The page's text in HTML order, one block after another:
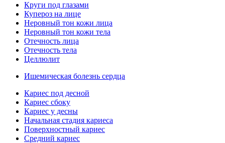
Круги под глазами
Купероз на лице
Неровный тон кожи лица
Неровный тон кожи тела
Отечность лица
Отечность тела
Целлюлит
Ишемическая болезнь сердца
Кариес под десной
Кариес сбоку
Кариес у десны
Начальная стадия кариеса
Поверхностный кариес
Средний кариес